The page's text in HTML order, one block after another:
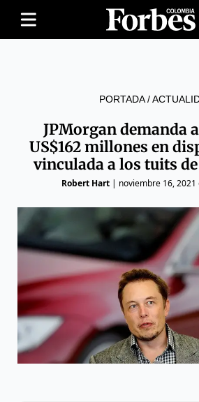
PORTADA/
JPMorgan demanda
US$162 millones en
vinculada a los tuits
Robert Hart | noviembre 16, 2021